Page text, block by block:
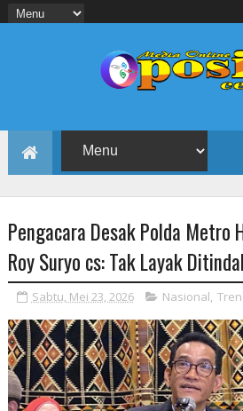
Pengacara Desak Polda Metro
Roy Suryo cs: Tak Layak
Sabtu, Mei 23, 2026 Nasional,